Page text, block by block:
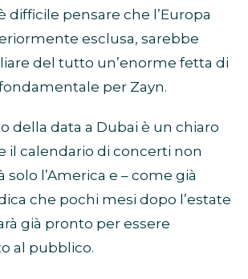
difficile pensare che l’Europa
esclusa, sarebbe
del tutto un’enorme fetta di
per Zayn.
della data a Dubai è un chiaro
il calendario di concerti non
solo l’America e – come già
che pochi mesi dopo l’estate
già pronto per essere
al pubblico.